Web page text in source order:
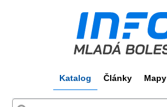
Katalog Články Mapy